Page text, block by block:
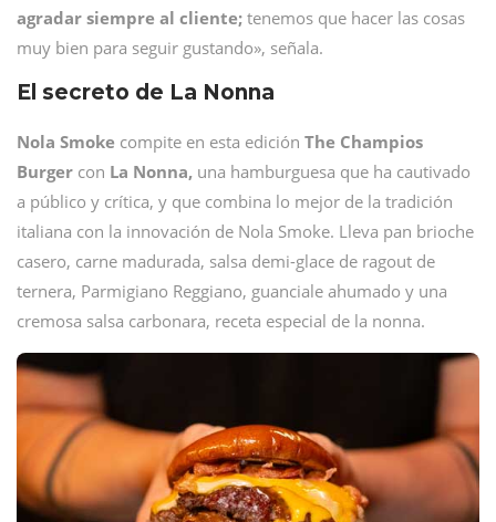
agradar siempre al cliente; tenemos que hacer las cosas
muy bien para seguir gustando», señala.
El secreto de La Nonna
Nola Smoke compite en esta edición The Champios
Burger con La Nonna, una hamburguesa que ha cautivado
a público y crítica, y que combina lo mejor de la tradición
italiana con la innovación de Nola Smoke. Lleva pan brioche
casero, carne madurada, salsa demi-glace de ragout de
ternera, Parmigiano Reggiano, guanciale ahumado y una
cremosa salsa carbonara, receta especial de la nonna.